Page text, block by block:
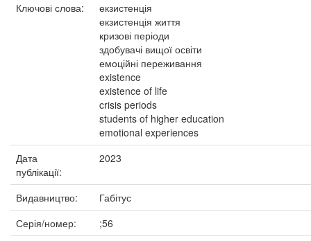
Ключові слова:
екзистенція
екзистенція життя
кризові періоди
здобувачі вищої освіти
емоційні переживання
existence
existence of life
crisis periods
students of higher education
emotional experiences
Дата
публікації:
2023
Видавництво:
Габітус
Серія/номер:
;56